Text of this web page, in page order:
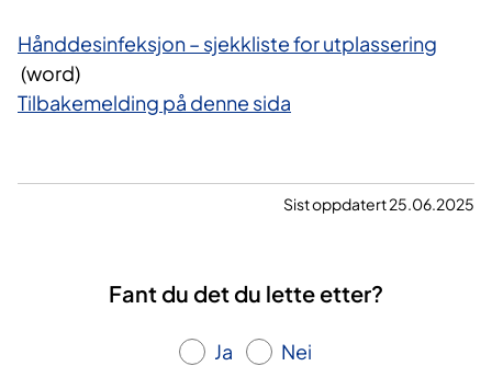
​Hånddesinfeksj​on – sjekkliste for utplassering​​
(word)
Tilbakemelding på denne sida
Sist oppdatert 25.06.2025
Fant du det du lette etter?
Ja Nei